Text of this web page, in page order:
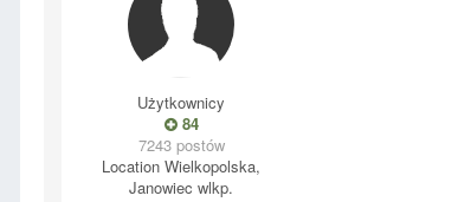
Użytkownicy
84
7243 postów
Location Wielkopolska,
Janowiec wlkp.